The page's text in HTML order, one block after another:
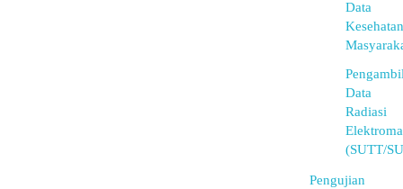
Data
Kesehatan
Data
Radiasi
(SUTT/
Pengujian